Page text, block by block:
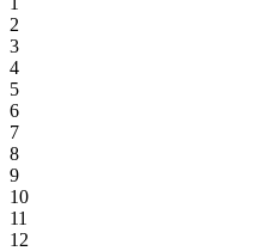
2
3
4
5
6
7
8
9
10
11
12